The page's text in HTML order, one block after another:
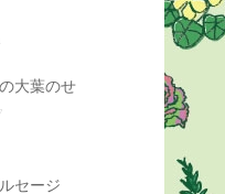
大葉のせ
セージ